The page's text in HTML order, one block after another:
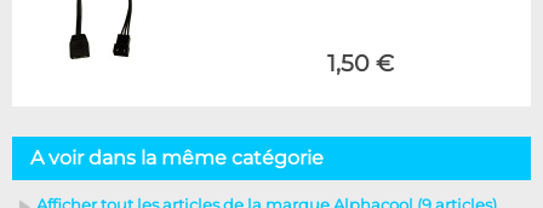
1,50 €
A voir dans la même catégorie